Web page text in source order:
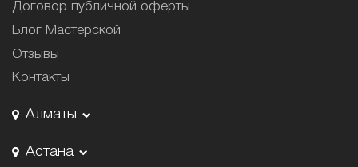
Договор публичной оферты
Блог Мастерской
Отзывы
Контакты
Алматы
Астана